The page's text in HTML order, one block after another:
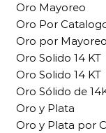
Oro Mayoreo
Oro Por
Oro por Mayoreo
Oro Solido 14 KT
Oro Solido 14 KT
Oro Sólido de
Oro y Plata
Oro y Plata por